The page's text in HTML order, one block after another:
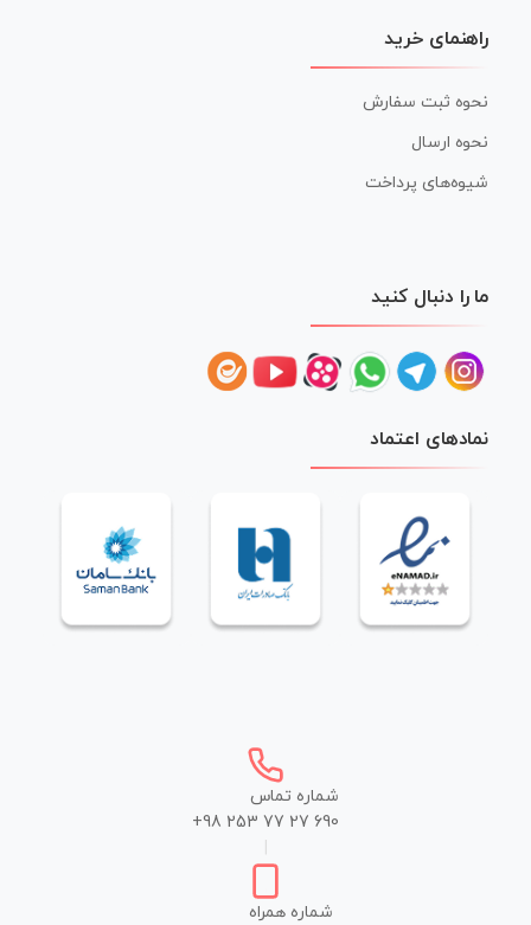
راهنمای خرید
نحوه ثبت سفارش
نحوه ارسال
شیوه‌های پرداخت
ما را دنبال کنید
نمادهای اعتماد
شماره تماس
+98 253 77 27 690
شماره همراه